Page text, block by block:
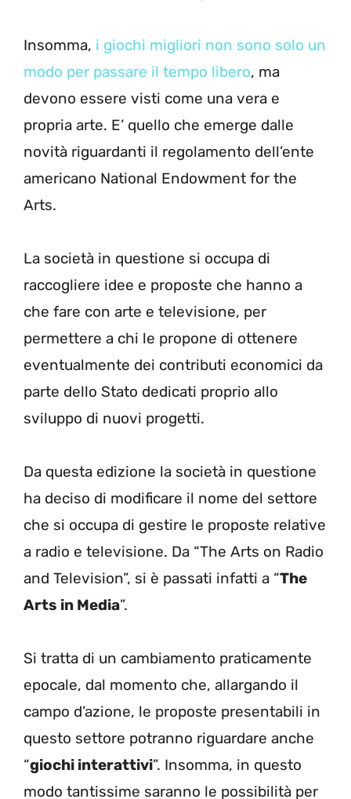
Insomma, i giochi migliori non sono solo un
modo per passare il tempo libero, ma
devono essere visti come una vera e
propria arte. E’ quello che emerge dalle
novità riguardanti il regolamento dell’ente
americano National Endowment for the
Arts.
La società in questione si occupa di
raccogliere idee e proposte che hanno a
che fare con arte e televisione, per
permettere a chi le propone di ottenere
eventualmente dei contributi economici da
parte dello Stato dedicati proprio allo
sviluppo di nuovi progetti.
Da questa edizione la società in questione
ha deciso di modificare il nome del settore
che si occupa di gestire le proposte relative
a radio e televisione. Da “The Arts on Radio
and Television”, si è passati infatti a “The
Arts in Media”.
Si tratta di un cambiamento praticamente
epocale, dal momento che, allargando il
campo d’azione, le proposte presentabili in
questo settore potranno riguardare anche
“giochi interattivi”. Insomma, in questo
modo tantissime saranno le possibilità per